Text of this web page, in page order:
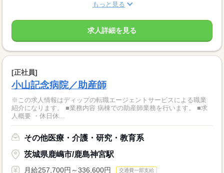
もっと見る
求人詳細を見る
[正社員]
小山記念病院／助産師
※この求人情報はディップの転職エージェントサービスによる職業
紹介になります。 ■業務内容 病棟での助産師業務を行います。 ■求
人概要 ・休日休...
その他医療・介護・研究・教育系
茨城県鹿嶋市/鹿島神宮駅
月給257,700円～336,600円 交通費一部支給